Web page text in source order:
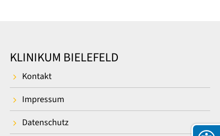
KLINIKUM BIELEFELD
Kontakt
Impressum
Datenschutz